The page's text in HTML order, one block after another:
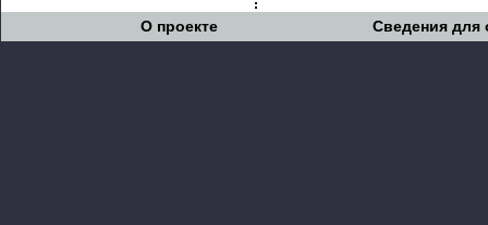
О проекте Сведения для